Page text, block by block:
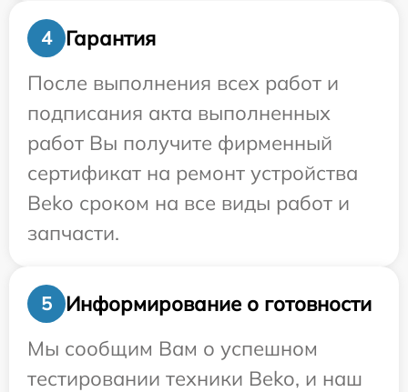
4
Гарантия
После выполнения всех работ и
подписания акта выполненных
работ Вы получите фирменный
сертификат на ремонт устройства
Beko сроком на все виды работ и
запчасти.
5
Информирование о готовности
Мы сообщим Вам о успешном
тестировании техники Beko, и наш